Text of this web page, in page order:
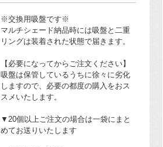
※交換用吸盤です※
マルチシェード納品時には吸盤と二重
リングは装着された状態で届きます。
【必要になってからご注文ください】
吸盤は保管しているうちに徐々に劣化
しますので、必要の都度の購入をおス
スメいたします。
▼20個以上ご注文の場合は一袋にまと
めてお送りいたします